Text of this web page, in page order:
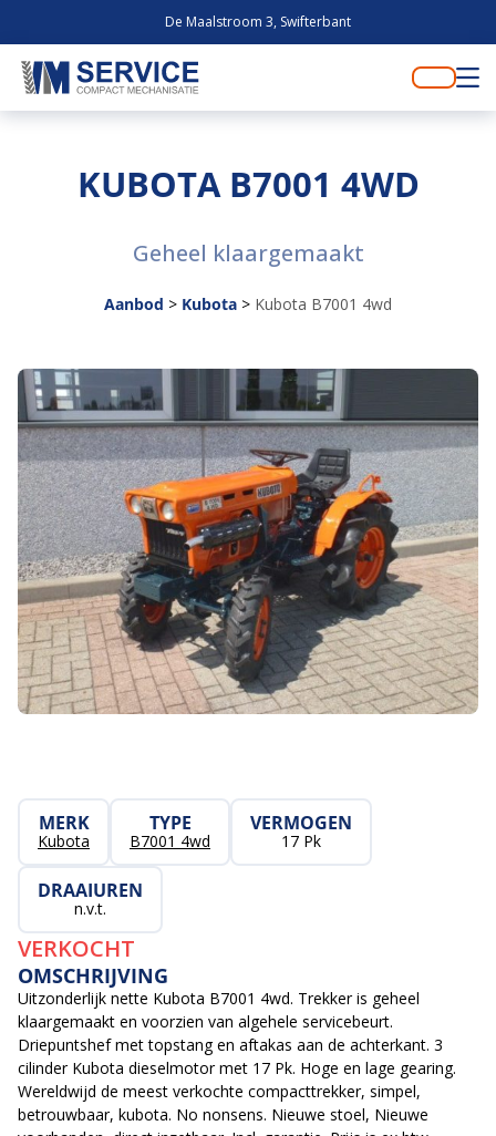
De Maalstroom 3, Swifterbant
KUBOTA B7001 4WD
Geheel klaargemaakt
Aanbod > Kubota > Kubota B7001 4wd
MERK
Kubota
TYPE
B7001 4wd
VERMOGEN
17 Pk
DRAAIUREN
n.v.t.
VERKOCHT
OMSCHRIJVING
Uitzonderlijk nette Kubota B7001 4wd. Trekker is geheel
klaargemaakt en voorzien van algehele servicebeurt.
Driepuntshef met topstang en aftakas aan de achterkant. 3
cilinder Kubota dieselmotor met 17 Pk. Hoge en lage gearing.
Wereldwijd de meest verkochte compacttrekker, simpel,
betrouwbaar, kubota. No nonsens. Nieuwe stoel, Nieuwe